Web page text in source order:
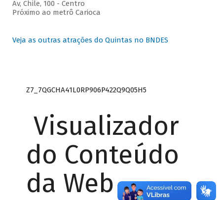
Av, Chile, 100 - Centro
Próximo ao metrô Carioca
Veja as outras atrações do Quintas no BNDES
Z7_7QGCHA41L0RP906P422Q9Q05H5
Visualizador
do Conteúdo
da Web